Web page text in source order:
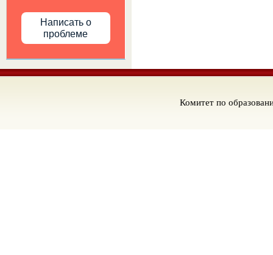
Написать о
проблеме
Комитет по